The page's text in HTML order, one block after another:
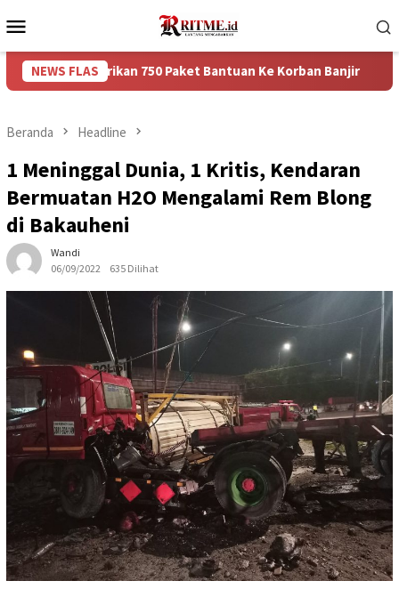
ke
Mobile
NEWS FLAS750 Paket Bantuan Ke Korban Banjir Puncak
Beranda Headline
1 Meninggal Dunia, 1 Kritis, Kendaran
Bermuatan H2O Mengalami Rem Blong
di Bakauheni
Wandi
06/09/2022
635 Dilihat